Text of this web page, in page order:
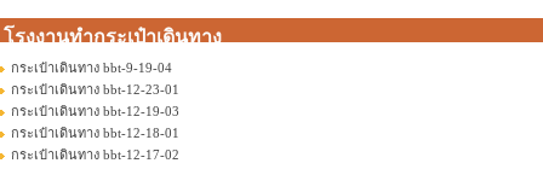
โรงงานทำกระเป๋าเดินทาง
กระเป๋าเดินทาง bbt-9-19-04
กระเป๋าเดินทาง bbt-12-23-01
กระเป๋าเดินทาง bbt-12-19-03
กระเป๋าเดินทาง bbt-12-18-01
กระเป๋าเดินทาง bbt-12-17-02